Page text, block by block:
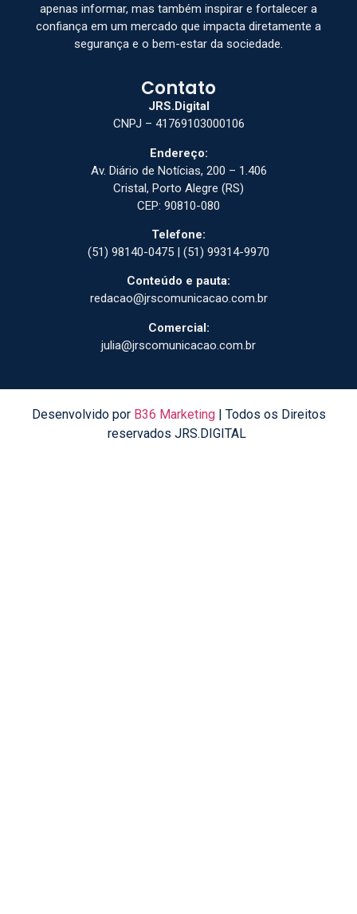
apenas informar, mas também inspirar e fortalecer a
confiança em um mercado que impacta diretamente a
segurança e o bem-estar da sociedade.
Contato
JRS.Digital
CNPJ – 41769103000106
Endereço:
Av. Diário de Notícias, 200 – 1.406
Cristal, Porto Alegre (RS)
CEP: 90810-080
Telefone:
(51) 98140-0475 | (51) 99314-9970
Conteúdo e pauta:
redacao@jrscomunicacao.com.br
Comercial:
julia@jrscomunicacao.com.br
Desenvolvido por B36 Marketing| Todos os Direitos
reservados JRS.DIGITAL